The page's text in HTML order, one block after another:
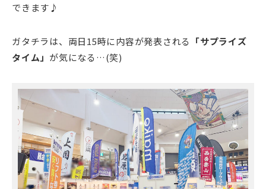
できます♪
ガタチラは、両日15時に内容が発表される
「サプライズ
タイム」 が気になる…(笑)